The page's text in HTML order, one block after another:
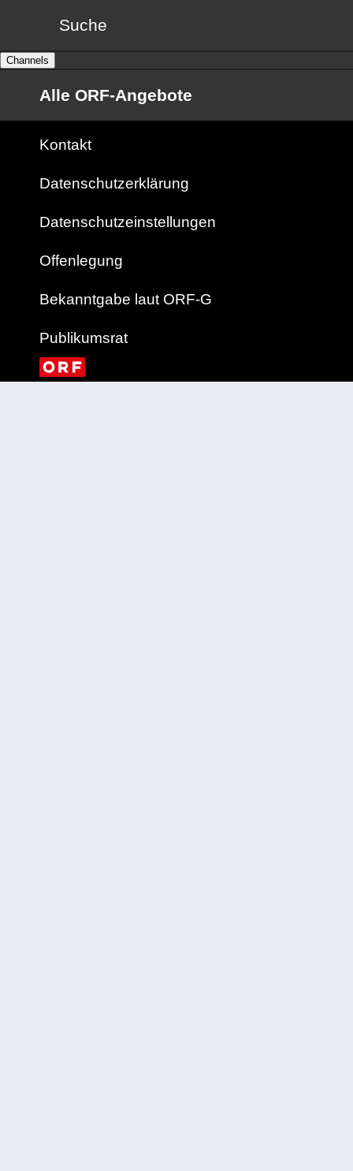
Suche
Channels
Alle ORF-Angebote
Kontakt
Datenschutzerklärung
Datenschutzeinstellungen
Offenlegung
Bekanntgabe laut ORF-G
Publikumsrat